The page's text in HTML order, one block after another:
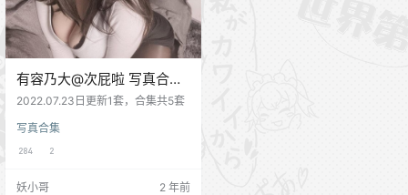
有容乃大@次屁啦 写真合集
[5套][持续更新]
2022.07.23日更新1套，合集共5套
写真合集
284 2
妖小哥 2 年前